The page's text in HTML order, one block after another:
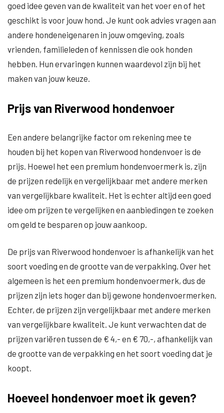
goed idee geven van de kwaliteit van het voer en of het
geschikt is voor jouw hond. Je kunt ook advies vragen aan
andere hondeneigenaren in jouw omgeving, zoals
vrienden, familieleden of kennissen die ook honden
hebben. Hun ervaringen kunnen waardevol zijn bij het
maken van jouw keuze.
Prijs van Riverwood hondenvoer
Een andere belangrijke factor om rekening mee te
houden bij het kopen van Riverwood hondenvoer is de
prijs. Hoewel het een premium hondenvoermerk is, zijn
de prijzen redelijk en vergelijkbaar met andere merken
van vergelijkbare kwaliteit. Het is echter altijd een goed
idee om prijzen te vergelijken en aanbiedingen te zoeken
om geld te besparen op jouw aankoop.
De prijs van Riverwood hondenvoer is afhankelijk van het
soort voeding en de grootte van de verpakking. Over het
algemeen is het een premium hondenvoermerk, dus de
prijzen zijn iets hoger dan bij gewone hondenvoermerken.
Echter, de prijzen zijn vergelijkbaar met andere merken
van vergelijkbare kwaliteit. Je kunt verwachten dat de
prijzen variëren tussen de € 4,- en € 70,-, afhankelijk van
de grootte van de verpakking en het soort voeding dat je
koopt.
Hoeveel hondenvoer moet ik geven?